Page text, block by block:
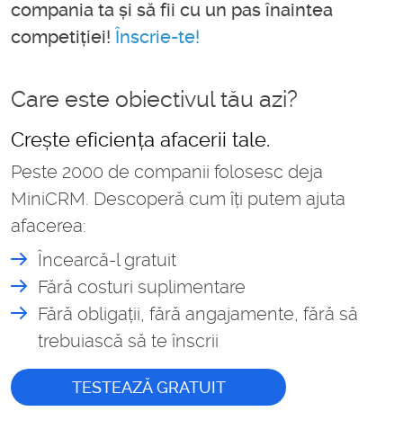
compania ta și să fii cu un pas înaintea
competiției! Înscrie-te!
Care este obiectivul tău azi?
Crește eficiența afacerii tale.
Peste 2000 de companii folosesc deja
MiniCRM. Descoperă cum îți putem ajuta
afacerea:
Încearcă-l gratuit
Fără costuri suplimentare
Fără obligații, fără angajamente, fără să
trebuiască să te înscrii
TESTEAZĂ GRATUIT